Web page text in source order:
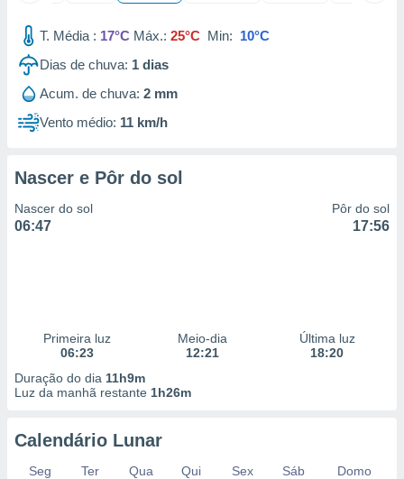
T. Média : 17°C Máx.: 25°C Min: 10°C
Dias de chuva: 1 dias
Acum. de chuva: 2 mm
Vento médio: 11 km/h
Nascer e Pôr do sol
Nascer do sol
06:47
Pôr do sol
17:56
Primeira luz
06:23
Meio-dia
12:21
Última luz
18:20
Duração do dia 11h9m
Luz da manhã restante 1h26m
Calendário Lunar
Seg Ter Qua Qui Sex Sáb
Domo